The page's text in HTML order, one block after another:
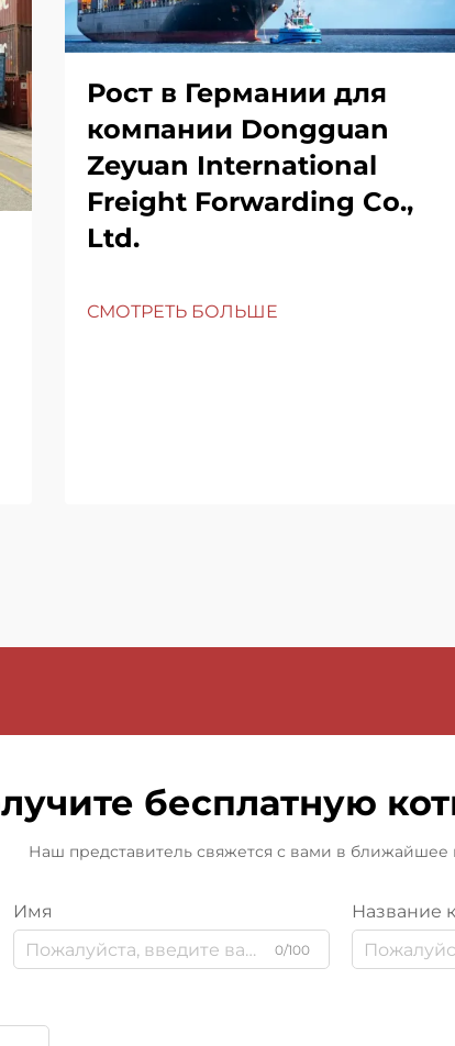
Рост в Германии для
компании Dongguan
Zeyuan International
Freight Forwarding Co.,
Ltd.
СМОТРЕТЬ БОЛЬШЕ
бесплатную
Наш представитель свяжется с вами в ближайшее
Имя
0/100
Название